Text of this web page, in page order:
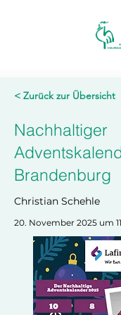
< Zurück zur Übersicht
Nachhaltiger
Brandenburg
Christian Schehle
20. November 2025 um